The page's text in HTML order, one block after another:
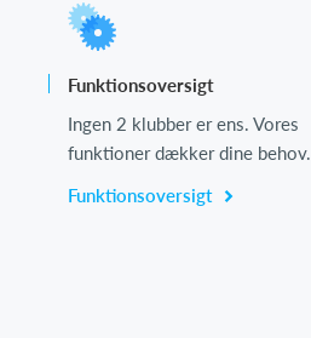
Funktionsoversigt
Ingen 2 klubber er ens. Vores
funktioner dækker dine behov.
Funktionsoversigt